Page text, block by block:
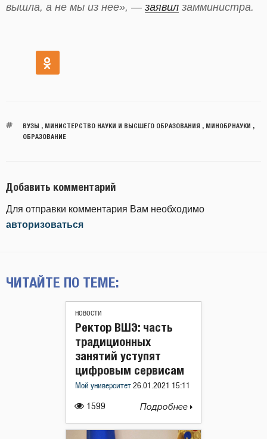
вышла, а не мы из нее», — заявил замминистра.
ВУЗЫ , МИНИСТЕРСТВО НАУКИ И ВЫСШЕГО ОБРАЗОВАНИЯ , МИНОБРНАУКИ ,
ОБРАЗОВАНИЕ
Добавить комментарий
Для отправки комментария Вам необходимо
авторизоваться
ЧИТАЙТЕ ПО ТЕМЕ:
НОВОСТИ
1599
Ректор ВШЭ: часть
традиционных
занятий уступят
цифровым сервисам
Мой университет 26.01.2021 15:11
Подробнее